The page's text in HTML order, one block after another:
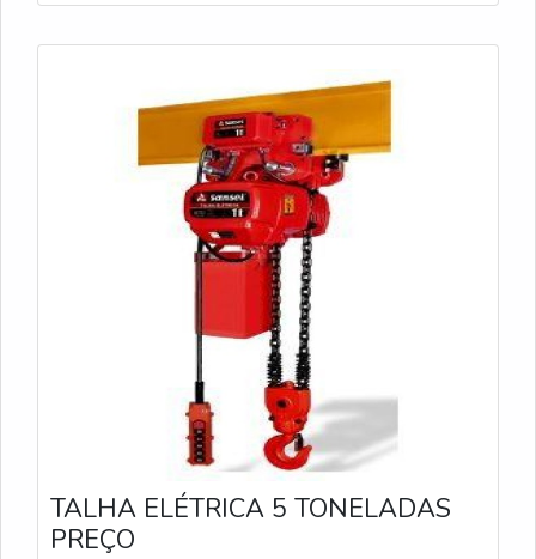
TALHA ELÉTRICA 5 TONELADAS
PREÇO